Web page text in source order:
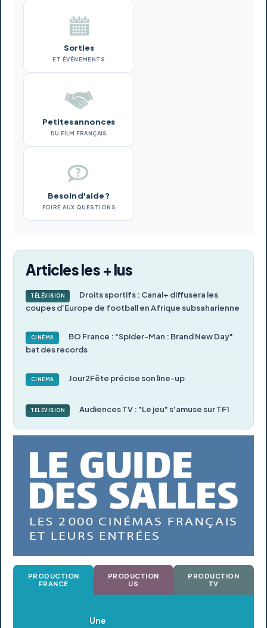
Sorties
ET ÉVÉNEMENTS
Petites annonces
DU FILM FRANÇAIS
Besoin d'aide ?
FOIRE AUX QUESTIONS
Articles les + lus
TÉLÉVISION
Droits sportifs : Canal+ diffusera les
coupes d’Europe de football en Afrique subsaharienne
CINÉMA
BO France : "Spider-Man : Brand New Day"
bat des records
CINÉMA Jour2Fête précise son line-up
TÉLÉVISION Audiences TV : "Le jeu" s'amuse sur TF1
PRODUCTION
FRANCE
PRODUCTION
US
PRODUCTION
TV
Oldeupe